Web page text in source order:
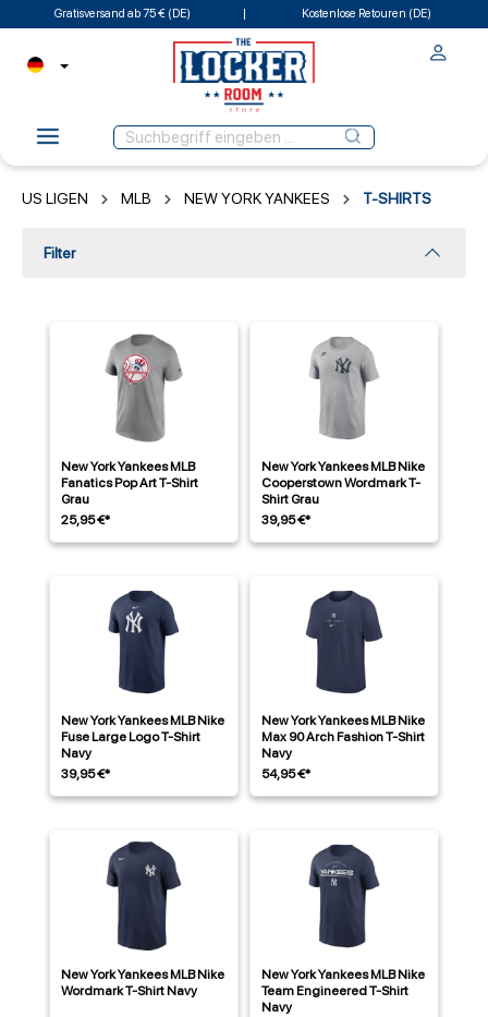
Gratisversand ab 75 € (DE) Kostenlose Retouren (DE)
US LIGEN MLB NEW YORK YANKEES T-SHIRTS
Filter
New York Yankees MLB
Fanatics Pop Art T-Shirt
Grau
25,95 €*
New York Yankees MLB Nike
Cooperstown Wordmark T-
Shirt Grau
39,95 €*
New York Yankees MLB Nike
Fuse Large Logo T-Shirt
Navy
39,95 €*
New York Yankees MLB Nike
Max 90 Arch Fashion T-Shirt
Navy
54,95 €*
New York Yankees MLB Nike
Wordmark T-Shirt Navy
New York Yankees MLB Nike
Team Engineered T-Shirt
Navy